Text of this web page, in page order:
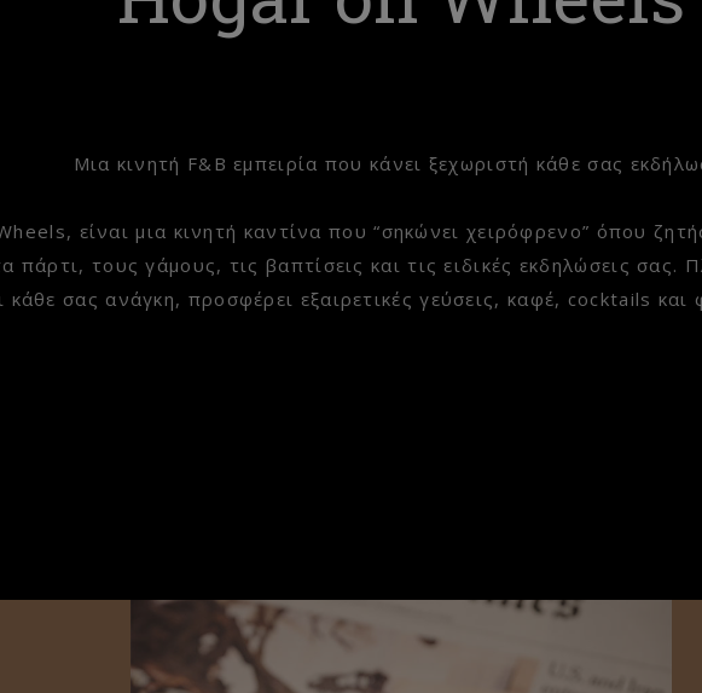
Μια κινητή F&B εμπειρία που κάνει ξεχωριστή κάθε σας
είναι μια κινητή καντίνα που “σηκώνει χειρόφρενο” όπου
πάρτι, τους γάμους, τις βαπτίσεις και τις ειδικές εκδηλώσεις σας.
κάθε σας ανάγκη, προσφέρει εξαιρετικές γεύσεις, καφέ, cocktails